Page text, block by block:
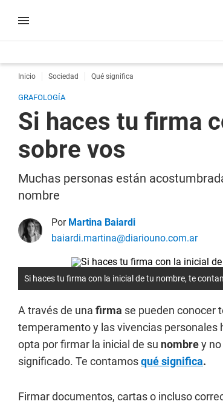
Inicio Sociedad Qué significa
GRAFOLOGÍA
Si haces tu firma
sobre vos
Muchas personas están
nombre
Por Martina Baiardi
baiardi.martina@diariouno.com.ar
Si haces tu firma con la inicial de tu nombre, te
A través de una firma se pueden conocer
temperamento y las vivencias personales
opta por firmar la inicial de su nombrey
significado. Te contamosqué significa.
Firmar documentos, cartas o incluso